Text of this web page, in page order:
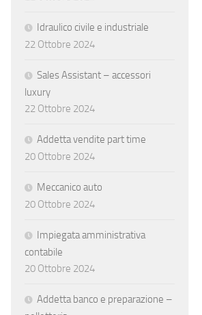
Idraulico civile e industriale
22 Ottobre 2024
Sales Assistant – accessori
luxury
22 Ottobre 2024
Addetta vendite part time
20 Ottobre 2024
Meccanico auto
20 Ottobre 2024
Impiegata amministrativa
contabile
20 Ottobre 2024
Addetta banco e preparazione –